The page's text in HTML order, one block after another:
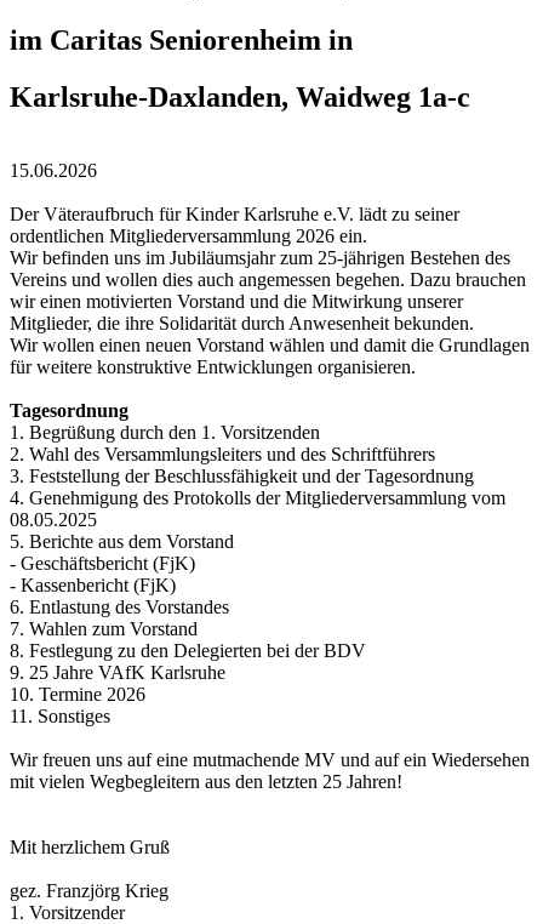
im Caritas Seniorenheim in
Karlsruhe-Daxlanden, Waidweg 1a-c
15.06.2026
Der Väteraufbruch für Kinder Karlsruhe e.V. lädt zu seiner
ordentlichen Mitgliederversammlung 2026 ein.
Wir befinden uns im Jubiläumsjahr zum 25-jährigen Bestehen des
Vereins und wollen dies auch angemessen begehen. Dazu brauchen
wir einen motivierten Vorstand und die Mitwirkung unserer
Mitglieder, die ihre Solidarität durch Anwesenheit bekunden.
Wir wollen einen neuen Vorstand wählen und damit die Grundlagen
für weitere konstruktive Entwicklungen organisieren.
Tagesordnung
1. Begrüßung durch den 1. Vorsitzenden
2. Wahl des Versammlungsleiters und des Schriftführers
3. Feststellung der Beschlussfähigkeit und der Tagesordnung
4. Genehmigung des Protokolls der Mitgliederversammlung vom
08.05.2025
5. Berichte aus dem Vorstand
- Geschäftsbericht (FjK)
- Kassenbericht (FjK)
6. Entlastung des Vorstandes
7. Wahlen zum Vorstand
8. Festlegung zu den Delegierten bei der BDV
9. 25 Jahre VAfK Karlsruhe
10. Termine 2026
11. Sonstiges
Wir freuen uns auf eine mutmachende MV und auf ein Wiedersehen
mit vielen Wegbegleitern aus den letzten 25 Jahren!
Mit herzlichem Gruß
gez. Franzjörg Krieg
1. Vorsitzender